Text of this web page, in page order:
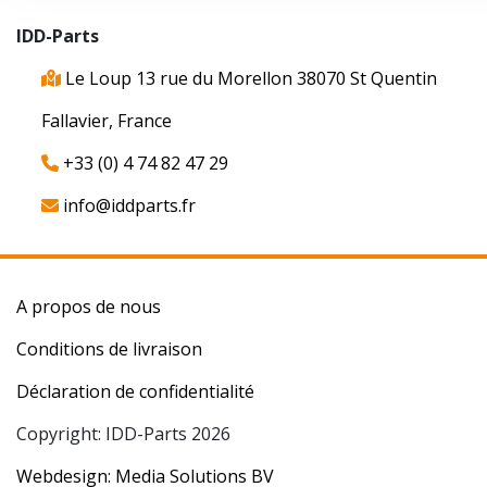
IDD-Parts
Le Loup 13 rue du Morellon 38070 St Quentin
Fallavier, France
+33 (0) 4 74 82 47 29
info@iddparts.fr
A propos de nous
Conditions de livraison
Déclaration de confidentialité
Copyright: IDD-Parts 2026
Webdesign: Media Solutions BV